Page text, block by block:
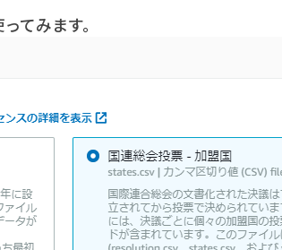
てみます。